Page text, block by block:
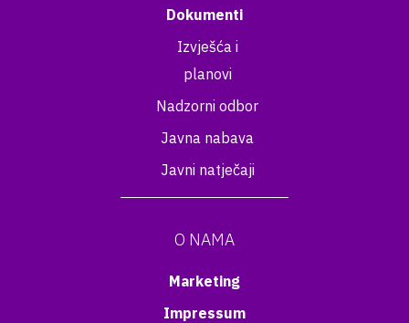
Dokumenti
Izvješća i
planovi
Nadzorni odbor
Javna nabava
Javni natječaji
O NAMA
Marketing
Impressum